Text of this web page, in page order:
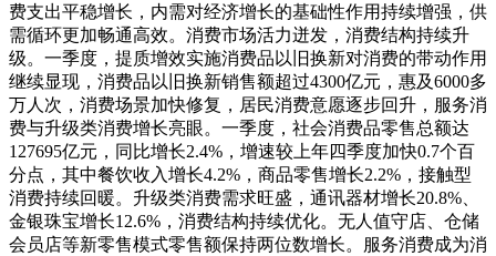
费支出平稳增长，内需对经济增长的基础性作用持续增强，供
需循环更加畅通高效。消费市场活力迸发，消费结构持续升
级。一季度，提质增效实施消费品以旧换新对消费的带动作用
继续显现，消费品以旧换新销售额超过4300亿元，惠及6000多
万人次，消费场景加快修复，居民消费意愿逐步回升，服务消
费与升级类消费增长亮眼。一季度，社会消费品零售总额达
127695亿元，同比增长2.4%，增速较上年四季度加快0.7个百
分点，其中餐饮收入增长4.2%，商品零售增长2.2%，接触型
消费持续回暖。升级类消费需求旺盛，通讯器材增长20.8%、
金银珠宝增长12.6%，消费结构持续优化。无人值守店、仓储
会员店等新零售模式零售额保持两位数增长。服务消费成为消